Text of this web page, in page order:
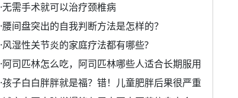
·无需手术就可以治疗颈椎病
·腰间盘突出的自我判断方法是怎样的？
·风湿性关节炎的家庭疗法都有哪些?
·阿司匹林怎么吃，阿司匹林哪些人适合长期服用
·孩子白白胖胖就是福？错！儿童肥胖后果很严重